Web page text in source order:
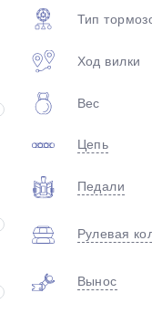
Тип
Ход вилки
Вес
Цепь
Педали
Рулевая
Вынос